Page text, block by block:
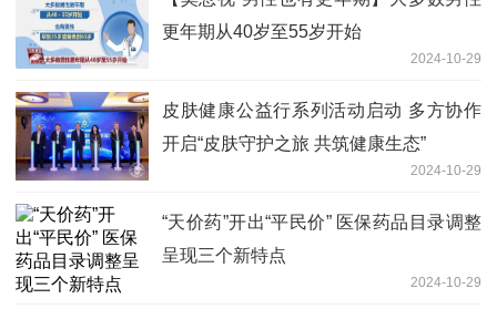
更年期从40岁至55岁开始
2024-10-29
皮肤健康公益行系列活动启动 多方协作
开启“皮肤守护之旅 共筑健康生态”
2024-10-29
“天价药”开出“平民价” 医保药品目录调整
呈现三个新特点
2024-10-29